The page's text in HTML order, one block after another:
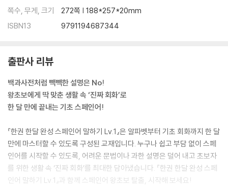
· 정답
쪽수, 무게, 크기
272쪽 | 188*257*20mm
ISBN13
9791194687344
출판사 리뷰
백과사전처럼 빽빽한 설명은 No!
왕초보에게 딱 맞춘 생활 속 ‘진짜 회화’로
한 달 만에 끝내는 기초 스페인어!
『한권 한달 완성 스페인어 말하기 Lv.1』은 알파벳부터 기초 회화까지 한 달
만에 마스터할 수 있도록 구성된 교재입니다. 누구나 쉽고 부담 없이 스페
인어를 시작할 수 있도록, 어려운 문법이나 과한 설명은 덜어 내고 초보자
를 위한 생활 속 ‘진짜 회화’를 최대한 담아냈습니다. 『한권 한달 완성 스페
인어 말하기 Lv.1』과 함께 스페인어 왕초보 탈출, 시작해 보세요!